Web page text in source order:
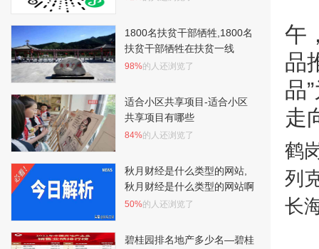
午
品
品
走
鹤
列
长
1800名扶贫干部牺牲,1800名
扶贫干部牺牲在扶贫一线
98%的人还浏览了
适合小区共享项目-适合小区
共享项目有哪些
84%的人还浏览了
秋月财经是什么类型的网站,
秋月财经是什么类型的网站啊
50%的人还浏览了
碧桂园排名地产多少名—碧桂